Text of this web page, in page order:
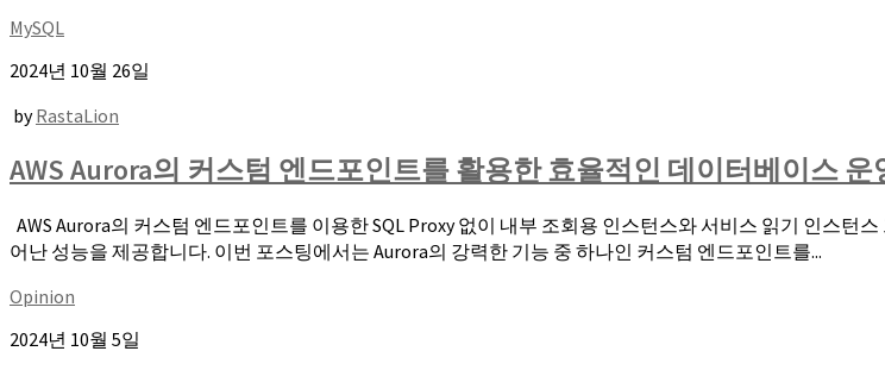
MySQL
2024년 10월 26일
byRastaLion
AWS Aurora의 커스텀 엔드포인트를 활용한 효율적인 데이터베이스 운
AWS Aurora의 커스텀 엔드포인트를 이용한 SQL Proxy 없이 내부 조회용 인스턴스와 서비스 읽기 인스턴
어난 성능을 제공합니다. 이번 포스팅에서는 Aurora의 강력한 기능 중 하나인 커스텀 엔드포인트를...
Opinion
2024년 10월 5일